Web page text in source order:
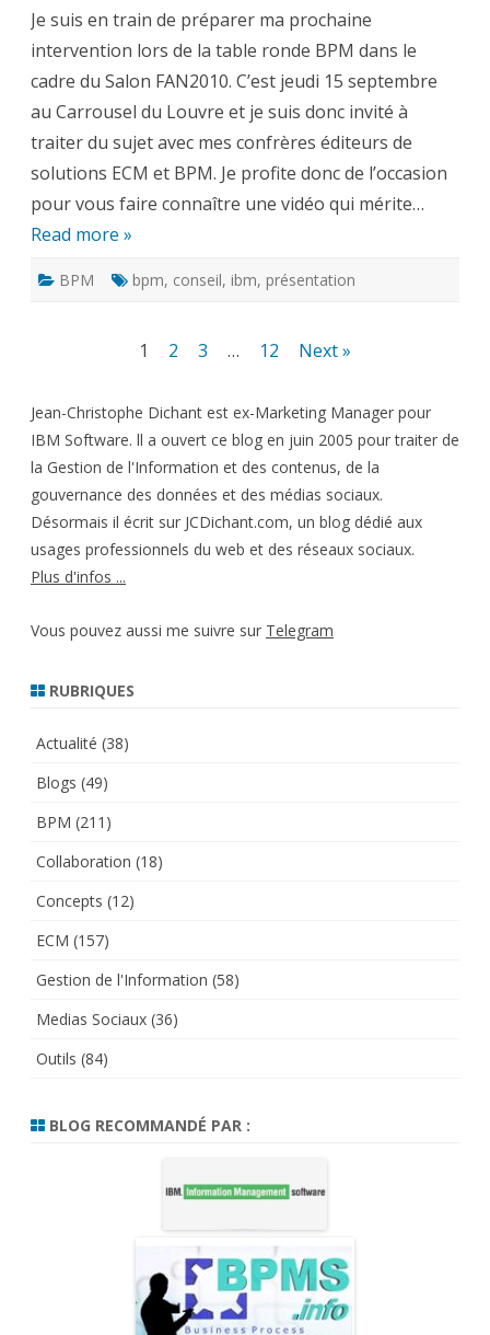
des
processus
plus
intelligents
Je suis en train de préparer ma prochaine
intervention lors de la table ronde BPM dans le
cadre du Salon FAN2010. C’est jeudi 15 septembre
au Carrousel du Louvre et je suis donc invité à
traiter du sujet avec mes confrères éditeurs de
solutions ECM et BPM. Je profite donc de l’occasion
pour vous faire connaître une vidéo qui mérite…
Read more »
BPM bpm, conseil, ibm, présentation
publications
1 2 3 … 12 Next »
Jean-Christophe Dichant est ex-Marketing Manager pour
IBM Software. ll a ouvert ce blog en juin 2005 pour traiter de
la Gestion de l'Information et des contenus, de la
gouvernance des données et des médias sociaux.
Désormais il écrit sur JCDichant.com, un blog dédié aux
usages professionnels du web et des réseaux sociaux.
Plus d'infos ...
Vous pouvez aussi me suivre sur Telegram
RUBRIQUES
Actualité (38)
Blogs (49)
BPM (211)
Collaboration (18)
Concepts (12)
ECM (157)
Gestion de l'Information (58)
Medias Sociaux (36)
Outils (84)
BLOG RECOMMANDÉ PAR :